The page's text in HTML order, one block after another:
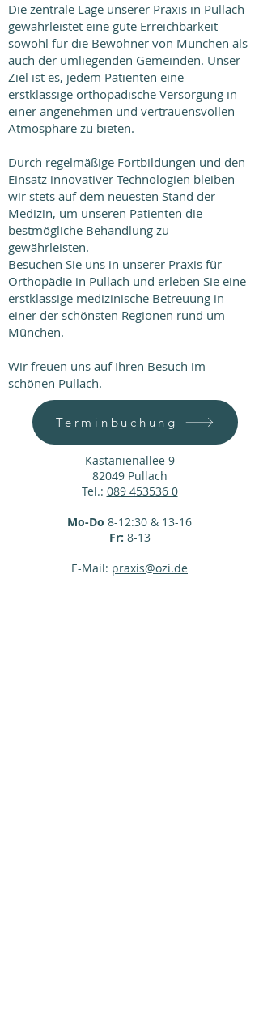
Die zentrale Lage unserer Praxis in Pullach
gewährleistet eine gute Erreichbarkeit
sowohl für die Bewohner von München als
auch der umliegenden Gemeinden. Unser
Ziel ist es, jedem Patienten eine
erstklassige orthopädische Versorgung in
einer angenehmen und vertrauensvollen
Atmosphäre zu bieten.
Durch regelmäßige Fortbildungen und den
Einsatz innovativer Technologien bleiben
wir stets auf dem neuesten Stand der
Medizin, um unseren Patienten die
bestmögliche Behandlung zu
gewährleisten.
Besuchen Sie uns in unserer Praxis für
Orthopädie in Pullach und erleben Sie eine
erstklassige medizinische Betreuung in
einer der schönsten Regionen rund um
München.
Wir freuen uns auf Ihren Besuch im
schönen Pullach.
Terminbuchung
Kastanienallee 9
82049 Pullach
Tel.: 089 453536 0
Mo-Do 8-12:30 & 13-16
Fr: 8-13
E-Mail: praxis@ozi.de